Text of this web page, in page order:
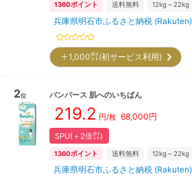
1360ポイント 送料無料 12kg～22kg
兵庫県明石市ふるさと納税 (Rakuten)
＋1,000㌽(初サービス利用)
2位 パンパース 肌へのいちばん
219.2 円/枚 68,000円
SPU(＋2倍㌽)
1360ポイント 送料無料 12kg～22kg
兵庫県明石市ふるさと納税 (Rakuten)